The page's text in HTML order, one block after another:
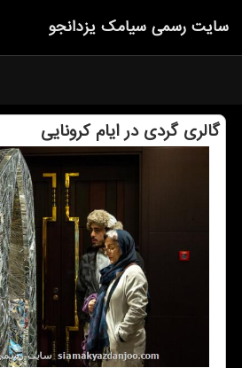
سایت رسمی سیامك یزدانجو
گالری گردی در ایام كرونایی